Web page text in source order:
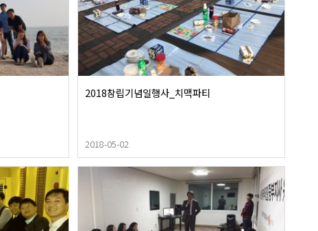
2018창립기념일행사_치맥파티
2018-05-02